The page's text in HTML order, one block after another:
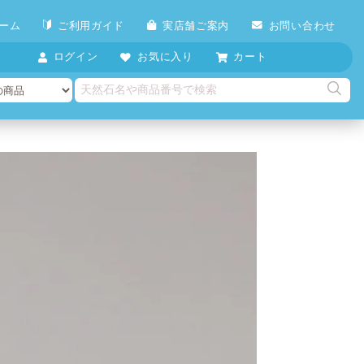
ム ご利用ガイド 実店舗ご案内 お問い合わせ
ログイン お気に入り カート